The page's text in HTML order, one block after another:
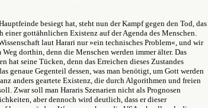
besiegt hat, steht nun der Kampf gegen den Tod, das
einer gottähnlichen Existenz auf der Agenda des Menschen.
laut Harari nur »ein technisches Problem«, und wir
dorthin, denn die Menschen werden immer älter. Das
hat seine Tücken, denn das Erreichen dieses Zustandes
genaue Gegenteil dessen, was man benötigt, um Gott werden
anders geartete Existenz, die durch Algorithmen und freien
Zwar soll man Hararis Szenarien nicht als Prognosen
aber dennoch wird deutlich, dass er dieser